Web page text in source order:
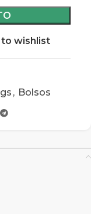
wishlist
, Bolsos